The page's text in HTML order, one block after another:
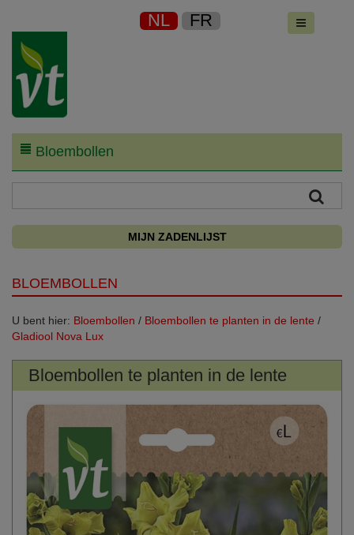
NL FR
Bloembollen
MIJN ZADENLIJST
BLOEMBOLLEN
U bent hier: Bloembollen / Bloembollen te planten in de lente /
Gladiool Nova Lux
Bloembollen te planten in de lente